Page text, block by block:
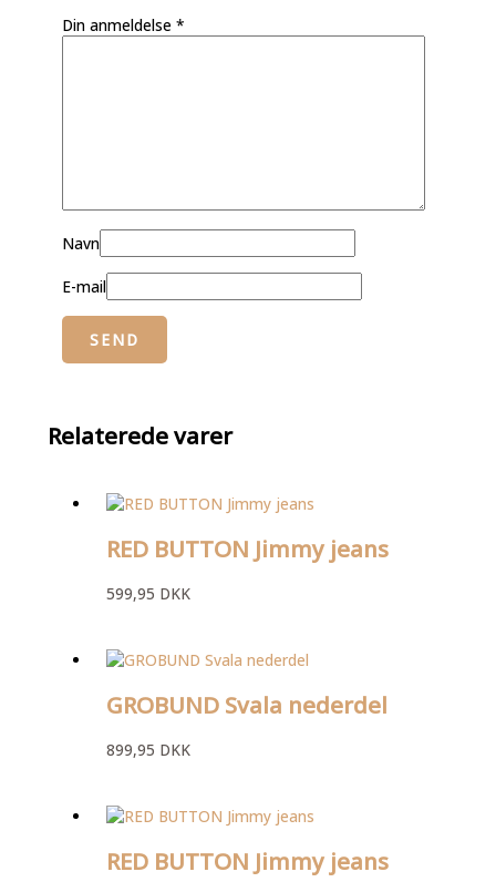
Din anmeldelse*
Navn
E-mail
Relaterede varer
RED BUTTON Jimmy jeans
599,95 DKK
GROBUND Svala nederdel
899,95 DKK
RED BUTTON Jimmy jeans